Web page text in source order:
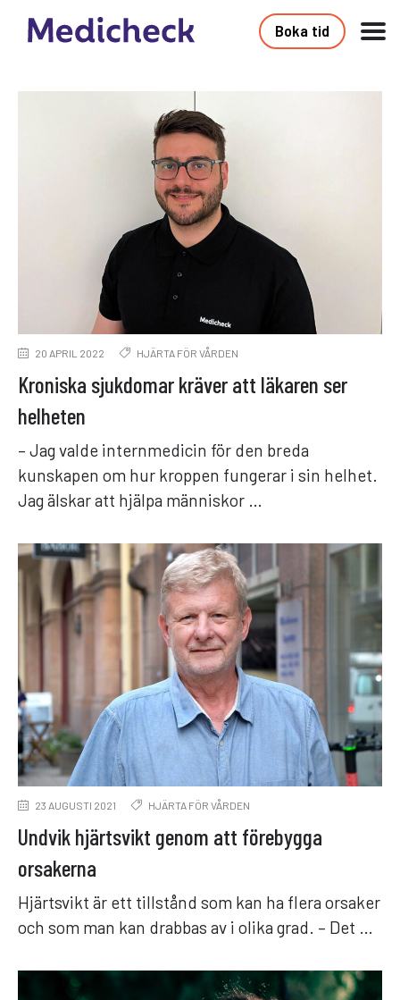
Boka tid
20 APRIL 2022 HJÄRTA FÖR VÅRDEN
Kroniska sjukdomar kräver att läkaren ser
helheten
– Jag valde internmedicin för den breda
kunskapen om hur kroppen fungerar i sin helhet.
Jag älskar att hjälpa människor …
23 AUGUSTI 2021 HJÄRTA FÖR VÅRDEN
Undvik hjärtsvikt genom att förebygga
orsakerna
Hjärtsvikt är ett tillstånd som kan ha flera orsaker
och som man kan drabbas av i olika grad. – Det …